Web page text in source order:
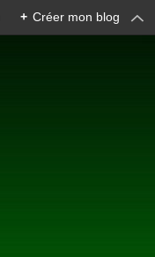
+ Créer mon blog